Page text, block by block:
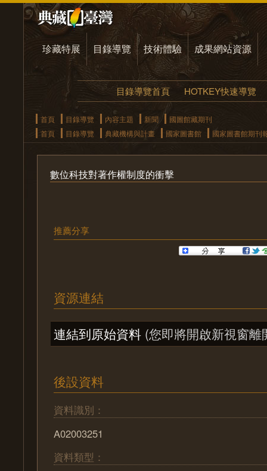
珍藏特展 目錄導覽 技術體驗 成果網站資源
目錄導覽首頁 HOTKEY快速導覽
首頁 目錄導覽 內容主題 新聞
國圖館藏期刊
首頁
目錄導覽 典藏機構與計畫 國家圖書館 國家圖書館期刊
數位科技對著作權制度的衝擊
推薦分享
資源連結
連結到原始資料 (您即將開啟新視窗離
後設資料
資料識別：
A02003251
資料類型：